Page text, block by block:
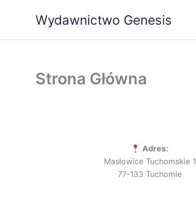
Wydawnictwo Genesis
Strona Główna
Adres:
Masłowice Tuchomskie 1
77-133 Tuchomie